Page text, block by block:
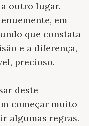
a outro lugar.
em
que constata
e a diferença,
precioso.
deste
começar muito
algumas regras.